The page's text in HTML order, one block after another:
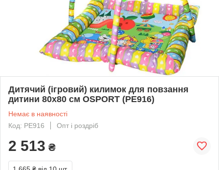
Дитячий (ігровий) килимок для повзання
дитини 80х80 см OSPORT (PE916)
Немає в наявності
Код: PE916
Опт і роздріб
2 513 ₴